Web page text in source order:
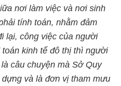
nơi làm việc và nơi sinh
tính toán, nhằm đảm
lại, công việc của người
kinh tế đô thị thì người
câu chuyện mà Sở Quy
và là đơn vị tham mưu